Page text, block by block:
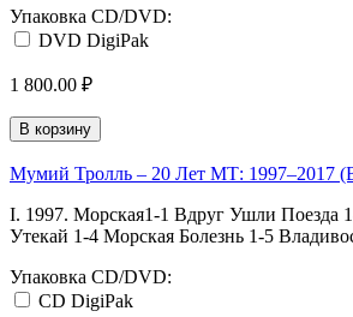
Упаковка CD/DVD:
DVD DigiPak
1 800.00 ₽
В корзину
Мумий Тролль ‎– 20 Лет МТ: 1997‒2017
I. 1997. Морская1-1 Вдруг Ушли Поезда
Утекай 1-4 Морская Болезнь 1-5
Упаковка CD/DVD:
CD DigiPak